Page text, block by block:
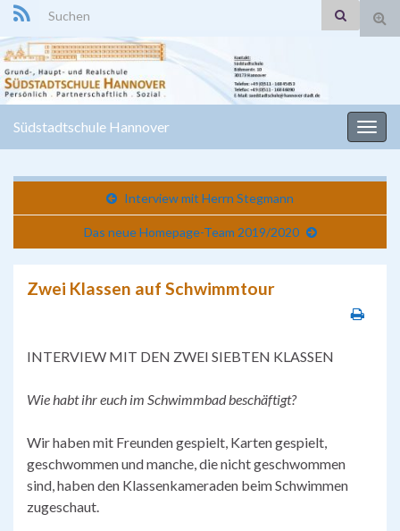
Search for:
Südstadtschule Hannover
Interview mit Herrn Stegmann
Das neue Homepage-Team 2019/2020
Zwei Klassen auf Schwimmtour
INTERVIEW MIT DEN ZWEI SIEBTEN KLASSEN
Wie habt ihr euch im Schwimmbad beschäftigt?
Wir haben mit Freunden gespielt, Karten gespielt,
geschwommen und manche, die nicht geschwommen
sind, haben den Klassenkameraden beim Schwimmen
zugeschaut.